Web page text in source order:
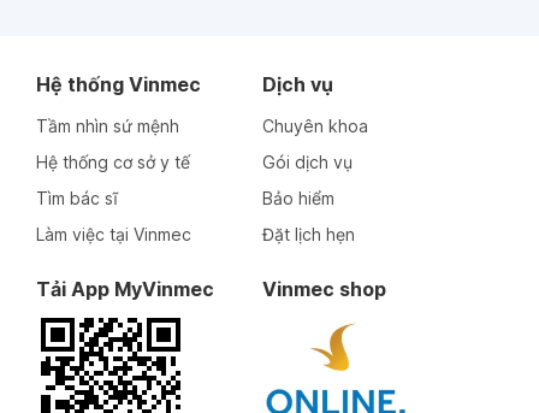
Hệ thống Vinmec
Tầm nhìn sứ mệnh
Hệ thống cơ sở y tế
Tìm bác sĩ
Làm việc tại Vinmec
Dịch vụ
Chuyên khoa
Gói dịch vụ
Bảo hiểm
Đặt lịch hẹn
Tải App MyVinmec Vinmec shop